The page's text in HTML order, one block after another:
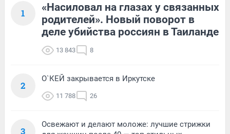
1
«Насиловал на глазах у связанных
родителей». Новый поворот в
деле убийства россиян в Таиланде
13 843 8
2
О`КЕЙ закрывается в Иркутске
11 788 26
3
Освежают и делают моложе: лучшие стрижки